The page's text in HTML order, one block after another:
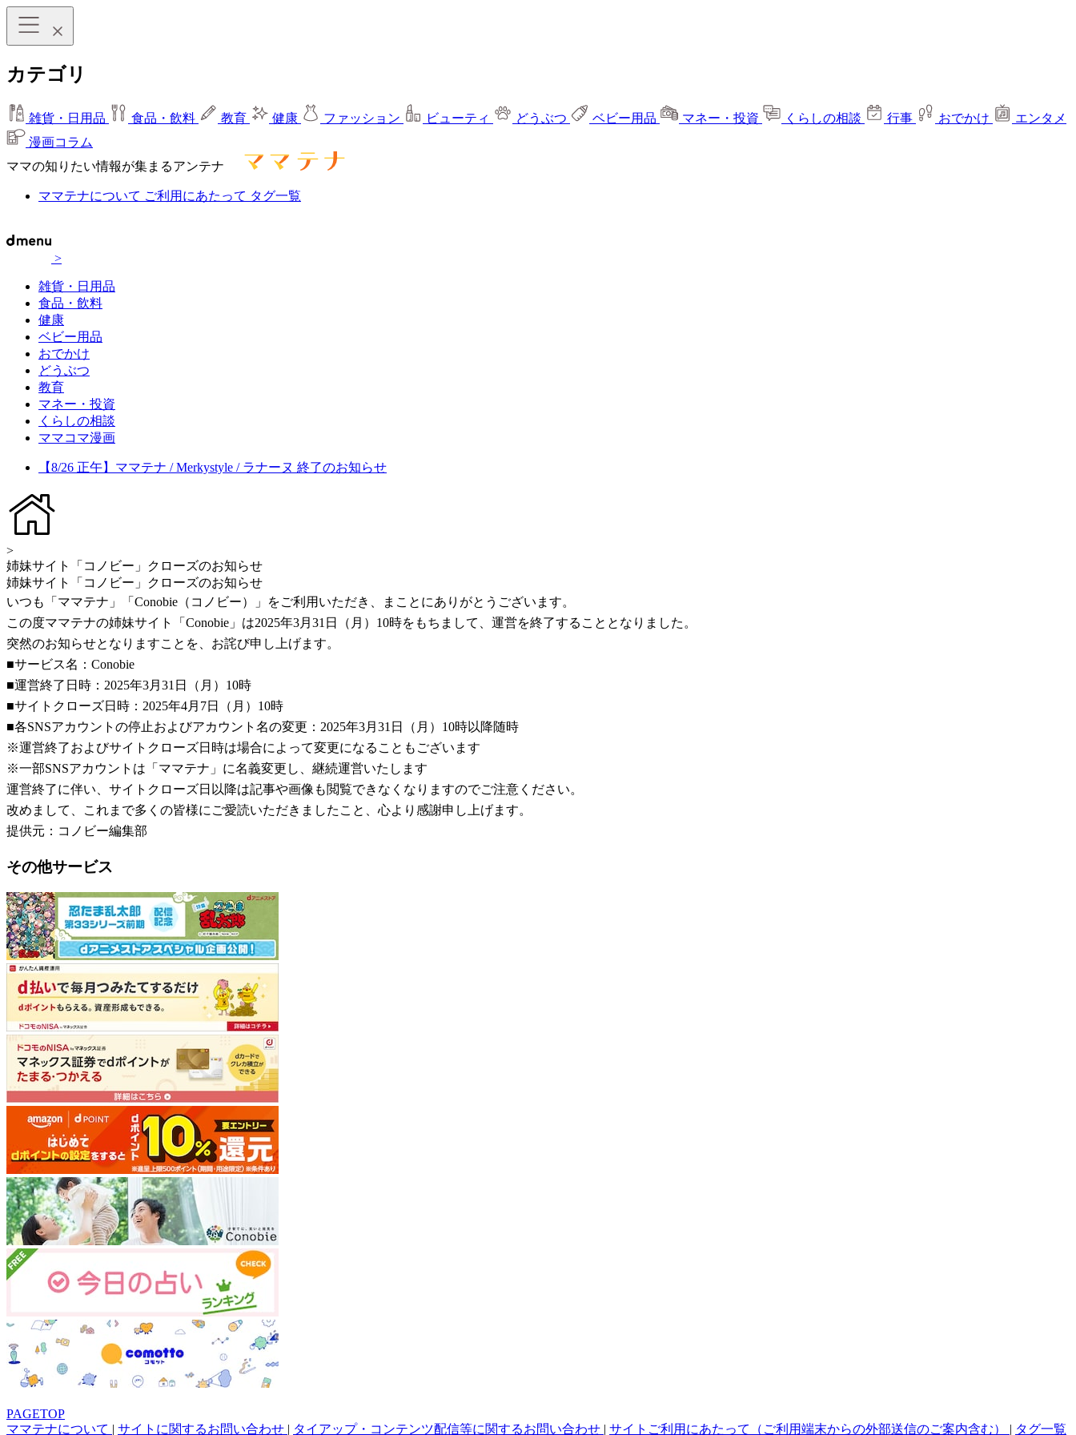
カテゴリ
雑貨・日用品 食品・飲料 教育 健康 ファッション ビューティ どうぶつ ベビー用品 マネー・投資 くらしの相談 行事 おでかけ
エンタメ
漫画コラム
ママの知りたい情報が集まるアンテナ
ママテナについて ご利用にあたって タグ一覧
>
雑貨・日用品
食品・飲料
健康
ベビー用品
おでかけ
どうぶつ
教育
マネー・投資
くらしの相談
ママコマ漫画
【8/26 正午】ママテナ / Merkystyle / ラナーヌ 終了のお知らせ
>
姉妹サイト「コノビー」クローズのお知らせ
姉妹サイト「コノビー」クローズのお知らせ
いつも「ママテナ」「Conobie（コノビー）」をご利用いただき、まことにありがとうございます。
この度ママテナの姉妹サイト「Conobie」は2025年3月31日（月）10時をもちまして、運営を終了することとなりました。
突然のお知らせとなりますことを、お詫び申し上げます。
■サービス名：Conobie
■運営終了日時：2025年3月31日（月）10時
■サイトクローズ日時：2025年4月7日（月）10時
■各SNSアカウントの停止およびアカウント名の変更：2025年3月31日（月）10時以降随時
※運営終了およびサイトクローズ日時は場合によって変更になることもございます
※一部SNSアカウントは「ママテナ」に名義変更し、継続運営いたします
運営終了に伴い、サイトクローズ日以降は記事や画像も閲覧できなくなりますのでご注意ください。
改めまして、これまで多くの皆様にご愛読いただきましたこと、心より感謝申し上げます。
提供元：コノビー編集部
その他サービス
PAGETOP
ママテナについて | サイトに関するお問い合わせ | タイアップ・コンテンツ配信等に関するお問い合わせ | サイトご利用にあたって（ご利用端末からの外部送信のご案内含む） | タグ一覧